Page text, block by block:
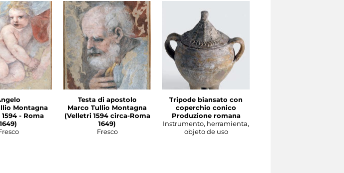
Montagna
- Roma
1649)
Testa di apostolo
Marco Tullio Montagna
(Velletri 1594 circa-Roma
1649)
Fresco
Tripode biansato con
coperchio conico
Produzione romana
Instrumento, herramienta,
objeto de uso